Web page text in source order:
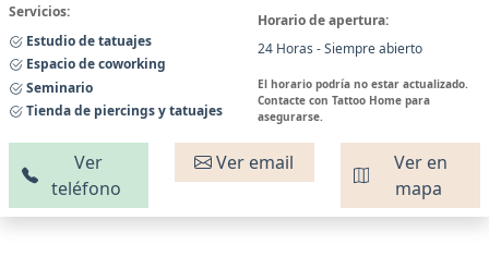
Servicios:
Estudio de tatuajes
Espacio de coworking
Seminario
Tienda de piercings y tatuajes
Horario de apertura:
24 Horas - Siempre abierto
El horario podría no estar actualizado.
Contacte con Tattoo Home para
asegurarse.
Ver
teléfono
Ver email
Ver en
mapa